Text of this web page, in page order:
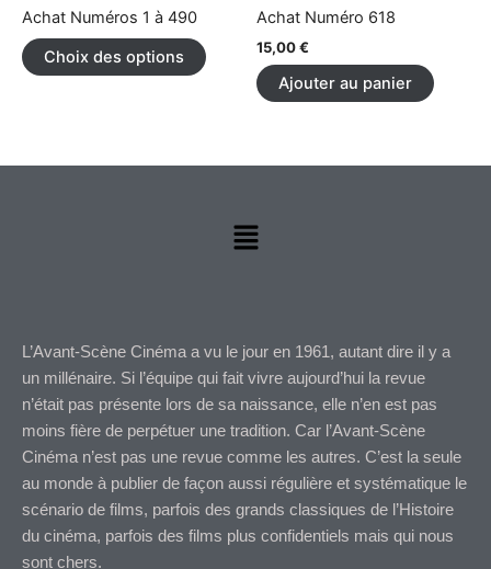
Achat Numéros 1 à 490
Choix des options
variations.
être
Achat Numéro 618
15,00€
Ajouter au panier
Menu
L’Avant-Scène Cinéma a vu le jour en 1961, autant dire il y a
un millénaire. Si l’équipe qui fait vivre aujourd’hui la revue
n’était pas présente lors de sa naissance, elle n’en est pas
moins fière de perpétuer une tradition. Car l’Avant-Scène
Cinéma n’est pas une revue comme les autres. C’est la seule
au monde à publier de façon aussi régulière et systématique le
scénario de films, parfois des grands classiques de l’Histoire
du cinéma, parfois des films plus confidentiels mais qui nous
sont chers.